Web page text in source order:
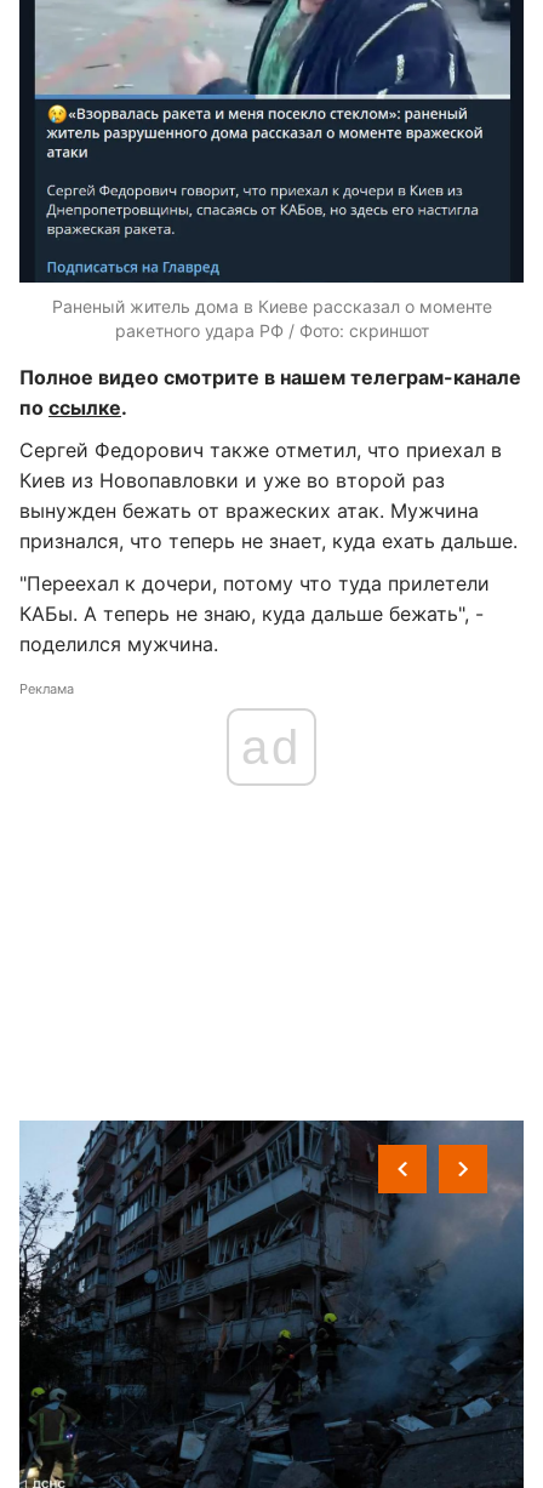
Раненый житель дома в Киеве рассказал о моменте
ракетного удара РФ / Фото: скриншот
Полное видео смотрите в нашем телеграм-канале
по ссылке.
Сергей Федорович также отметил, что приехал в
Киев из Новопавловки и уже во второй раз
вынужден бежать от вражеских атак. Мужчина
признался, что теперь не знает, куда ехать дальше.
"Переехал к дочери, потому что туда прилетели
КАБы. А теперь не знаю, куда дальше бежать", -
поделился мужчина.
Реклама
ad